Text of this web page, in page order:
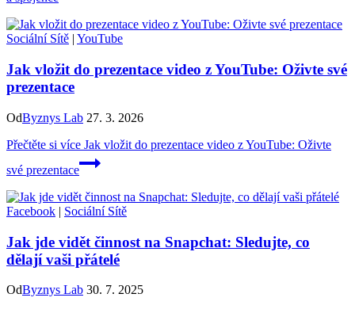
Sociální Sítě | YouTube
Jak vložit do prezentace video z YouTube: Oživte své
prezentace
OdByznys Lab 27. 3. 2026
Přečtěte si více Jak vložit do prezentace video z YouTube: Oživte
své prezentace
Facebook | Sociální Sítě
Jak jde vidět činnost na Snapchat: Sledujte, co
dělají vaši přátelé
OdByznys Lab 30. 7. 2025